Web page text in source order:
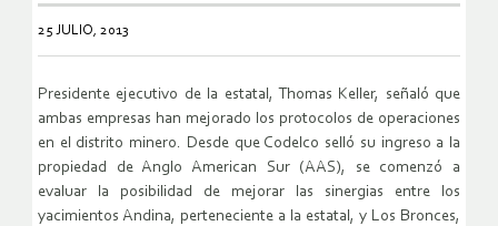
25 JULIO, 2013
Presidente ejecutivo de la estatal, Thomas Keller, señaló que
ambas empresas han mejorado los protocolos de operaciones
en el distrito minero. Desde que Codelco selló su ingreso a la
propiedad de Anglo American Sur (AAS), se comenzó a
evaluar la posibilidad de mejorar las sinergias entre los
yacimientos Andina, perteneciente a la estatal, y Los Bronces,